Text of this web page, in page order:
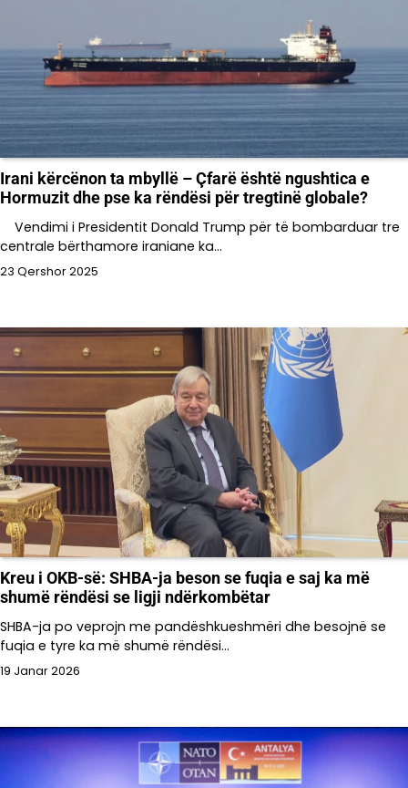
Irani kërcënon ta mbyllë – Çfarë është ngushtica e
Hormuzit dhe pse ka rëndësi për tregtinë globale?
Vendimi i Presidentit Donald Trump për të bombarduar tre
centrale bërthamore iraniane ka…
23 Qershor 2025
Kreu i OKB-së: SHBA-ja beson se fuqia e saj ka më
shumë rëndësi se ligji ndërkombëtar
SHBA-ja po veprojn me pandëshkueshmëri dhe besojnë se
fuqia e tyre ka më shumë rëndësi…
19 Janar 2026